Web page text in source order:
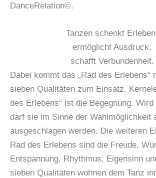
DanceRelation©.
Tanzen schenkt
ermöglicht Ausdruck,
schafft Verbundenheit.
Dabei kommt das „Rad des Erlebens“
sieben Qualitäten zum Einsatz.
des Erlebens“ ist die Begegnung.
darf sie im Sinne der Wahlmöglichkeit
ausgeschlagen werden. Die weiteren
Rad des Erlebens sind die Freude,
Entspannung, Rhythmus, Eigensinn
sieben Qualitäten wohnen dem Tanz